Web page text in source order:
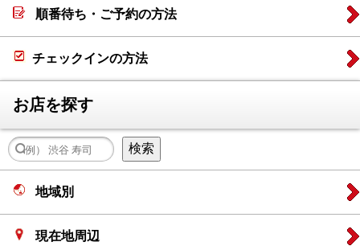
順番待ち・ご予約の方法
チェックインの方法
お店を探す
地域別
現在地周辺